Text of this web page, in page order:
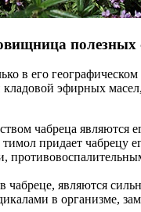
полезных
в его
кладовой эфирных
чабреца являются
придает чабрецу
являются
в организме,